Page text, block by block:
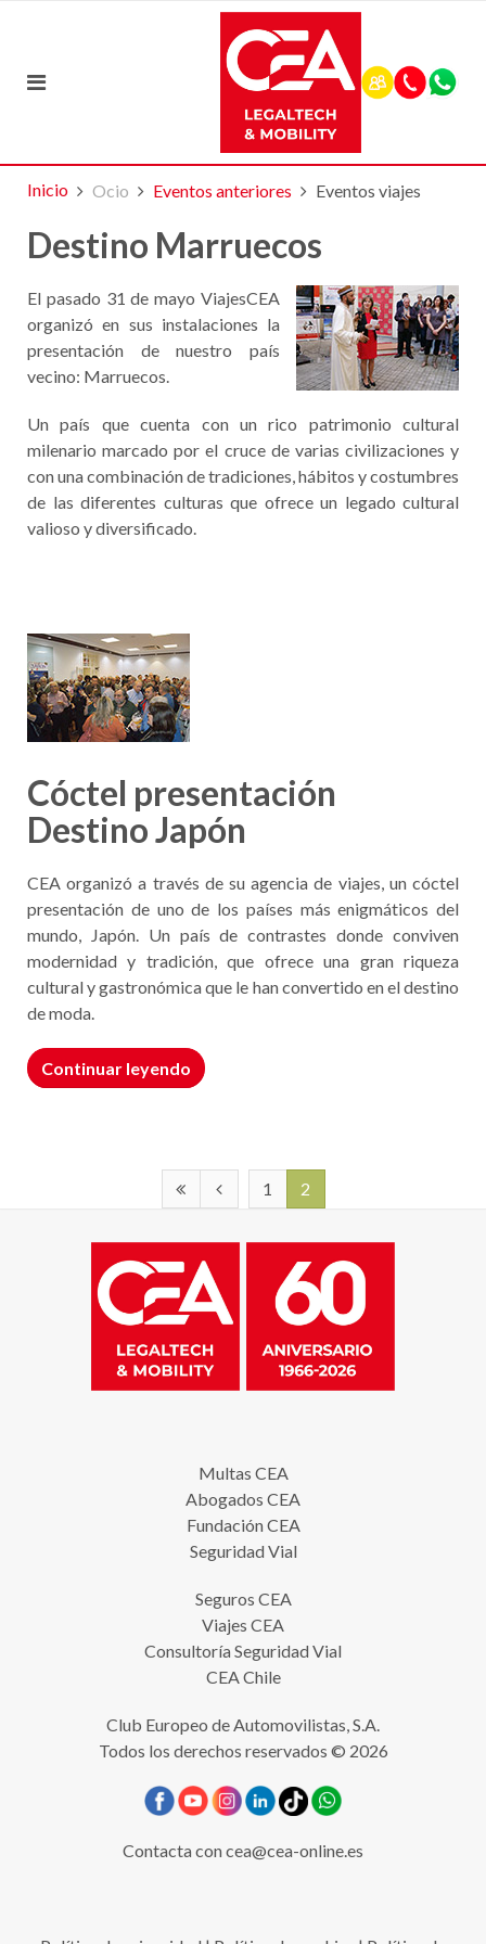
Inicio Ocio Eventos anteriores Eventos viajes
Destino Marruecos
El pasado 31 de mayo ViajesCEA
organizó en sus instalaciones la
presentación de nuestro país
vecino: Marruecos.
Un país que cuenta con un rico patrimonio cultural
milenario marcado por el cruce de varias civilizaciones y
con una combinación de tradiciones, hábitos y costumbres
de las diferentes culturas que ofrece un legado cultural
valioso y diversificado.
Cóctel presentación
Destino Japón
CEA organizó a través de su agencia de viajes, un cóctel
presentación de uno de los países más enigmáticos del
mundo, Japón. Un país de contrastes donde conviven
modernidad y tradición, que ofrece una gran riqueza
cultural y gastronómica que le han convertido en el destino
de moda.
Continuar leyendo
1 2
Multas CEA
Abogados CEA
Fundación CEA
Seguridad Vial
Seguros CEA
Viajes CEA
Consultoría Seguridad Vial
CEA Chile
Club Europeo de Automovilistas, S.A.
Todos los derechos reservados © 2026
Contacta concea@cea-online.es